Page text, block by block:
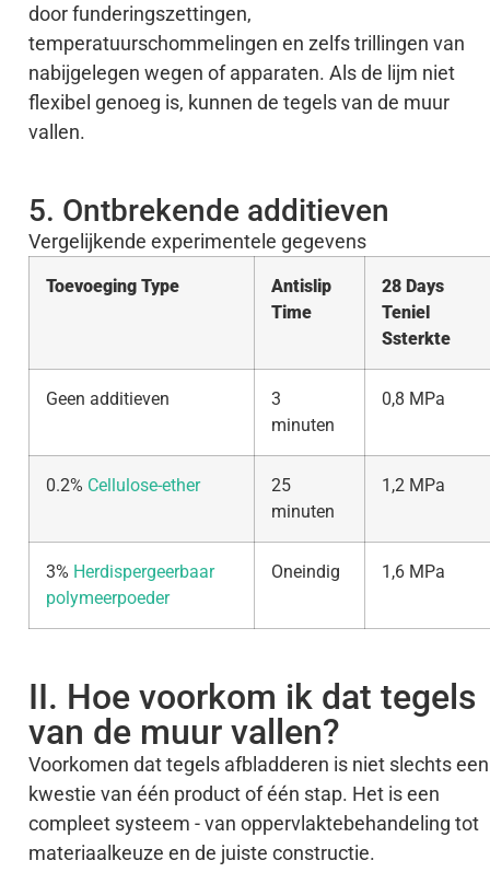
door funderingszettingen,
temperatuurschommelingen en zelfs trillingen van
nabijgelegen wegen of apparaten. Als de lijm niet
flexibel genoeg is, kunnen de tegels van de muur
vallen.
5. Ontbrekende additieven
Vergelijkende experimentele gegevens
Toevoeging Type
Antislip
Time
28 Days
Teniel
Ssterkte
Geen additieven
3
minuten
0,8 MPa
0.2% Cellulose-ether
25
minuten
1,2 MPa
3% Herdispergeerbaar
polymeerpoeder
Oneindig 1,6 MPa
II. Hoe voorkom ik dat tegels
van de muur vallen?
Voorkomen dat tegels afbladderen is niet slechts een
kwestie van één product of één stap. Het is een
compleet systeem - van oppervlaktebehandeling tot
materiaalkeuze en de juiste constructie.